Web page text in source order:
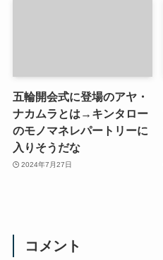
五輪開会式に登場のアヤ・
ナカムラとは→キンタロー
のモノマネレパートリーに
入りそうだな
2024年7月27日
コメント